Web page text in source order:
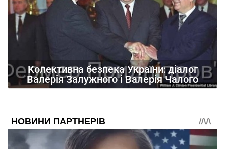
Колективна безпека України: діалог
Валерія Залужного і Валерія Чалого